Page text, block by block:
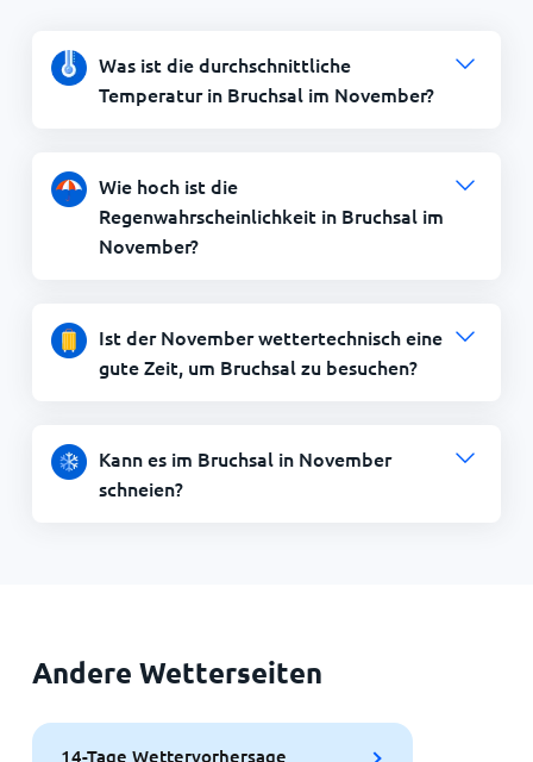
Was ist die durchschnittliche
Temperatur in Bruchsal im November?
Wie hoch ist die
Regenwahrscheinlichkeit in Bruchsal im
November?
Ist der November wettertechnisch eine
gute Zeit, um Bruchsal zu besuchen?
Kann es im Bruchsal in November
schneien?
Andere Wetterseiten
14-Tage Wettervorhersage